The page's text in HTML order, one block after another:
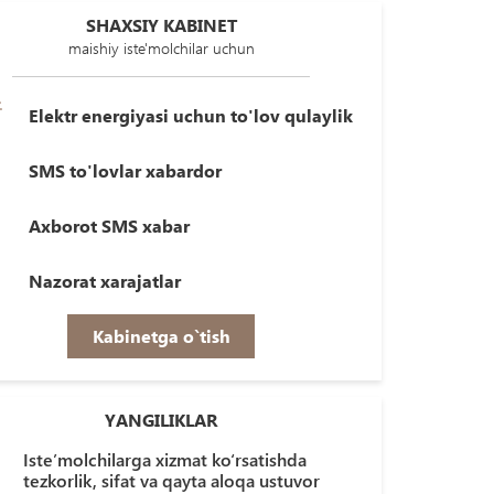
SHAXSIY KABINET
maishiy iste'molchilar uchun
Elektr energiyasi uchun to'lov qulaylik
SMS to'lovlar xabardor
Axborot SMS xabar
Nazorat xarajatlar
Kabinetga o`tish
YANGILIKLAR
Iste’molchilarga xizmat ko‘rsatishda
tezkorlik, sifat va qayta aloqa ustuvor